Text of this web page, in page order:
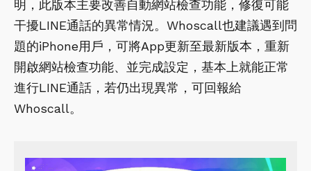
明，此版本主要改善自動網站檢查功能，修復可能
干擾LINE通話的異常情況。Whoscall也建議遇到問
題的iPhone用戶，可將App更新至最新版本，重新
開啟網站檢查功能、並完成設定，基本上就能正常
進行LINE通話，若仍出現異常，可回報給
Whoscall。